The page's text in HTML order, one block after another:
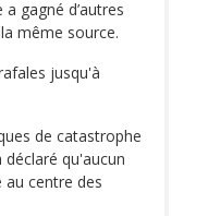
gagné d’autres
même source.
jusqu'à
de catastrophe
déclaré qu'aucun
centre des